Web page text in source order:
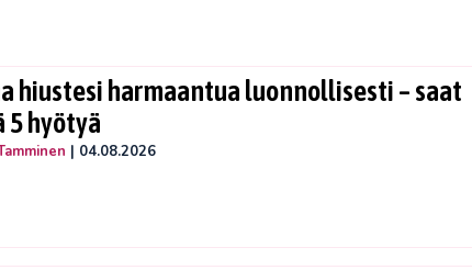
hiustesi harmaantua luonnollisesti – saat
5 hyötyä
| 04.08.2026